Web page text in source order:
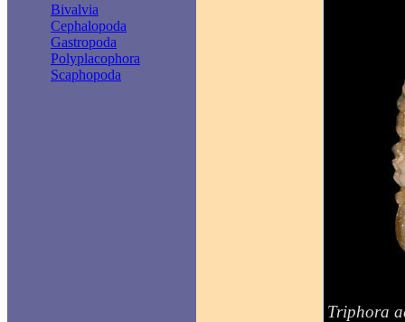
Bivalvia
Cephalopoda
Gastropoda
Polyplacophora
Scaphopoda
Triphora